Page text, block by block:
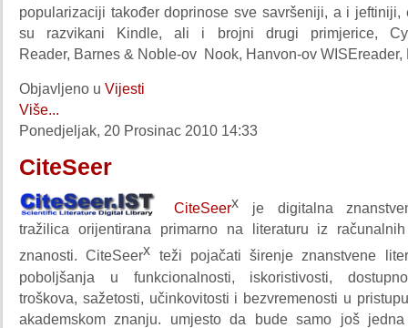
popularizaciji također doprinose sve savršeniji, a i jeftiniji,
su razvikani Kindle, ali i brojni drugi primjerice,
Reader, Barnes & Noble-ov Nook, Hanvon-ov
Objavljeno u Vijesti
Više...
Ponedjeljak, 20 Prosinac 2010 14:33
CiteSeer
CiteSeerx je digitalna
tražilica orijentirana primarno na literaturu iz
znanosti. CiteSeerx teži pojačati širenje znanstvene
poboljšanja u funkcionalnosti, iskoristivosti,
troškova, sažetosti, učinkovitosti i bezvremenosti u
akademskom znanju. umjesto da bude samo još